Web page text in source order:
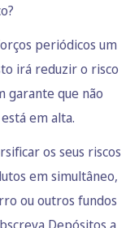
periódicos um
irá reduzir o risco
garante que não
em alta.
os seus riscos
em simultâneo,
ou outros fundos